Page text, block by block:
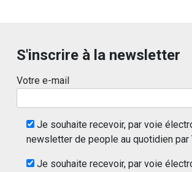
S'inscrire à la newsletter
Votre e-mail
Je souhaite recevoir, par voie
newsletter de people au quotidien par
Je souhaite recevoir, par voie